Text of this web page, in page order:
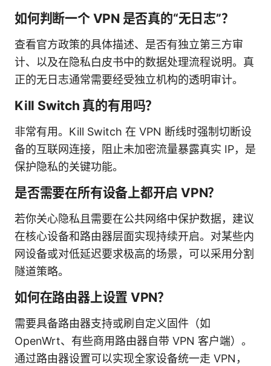
如何判断一个 VPN 是否真的“无日志”？
查看官方政策的具体描述、是否有独立第三方审
计、以及在隐私白皮书中的数据处理流程说明。真
正的无日志通常需要经受独立机构的透明审计。
Kill Switch 真的有用吗？
非常有用。Kill Switch 在 VPN 断线时强制切断设
备的互联网连接，阻止未加密流量暴露真实 IP，是
保护隐私的关键功能。
是否需要在所有设备上都开启 VPN？
若你关心隐私且需要在公共网络中保护数据，建议
在核心设备和路由器层面实现持续开启。对某些内
网设备或对低延迟要求极高的场景，可以采用分割
隧道策略。
如何在路由器上设置 VPN？
需要具备路由器支持或刷自定义固件（如
OpenWrt、有些商用路由器自带 VPN 客户端）。
通过路由器设置可以实现全家设备统一走 VPN，